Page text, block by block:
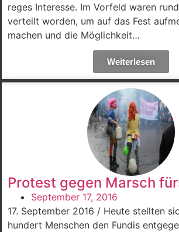
reges Interesse. Im Vorfeld waren
verteilt worden, um auf das Fest
machen und die Möglichkeit…
Weiterlesen
Protest gegen Marsch
September 17, 2016
17. September 2016 / Heute stellten
hundert Menschen den Fundis